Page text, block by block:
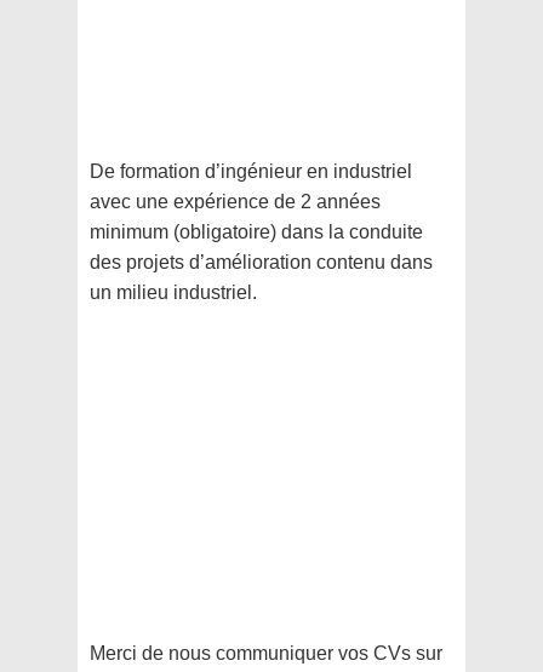
De formation d’ingénieur en industriel
avec une expérience de 2 années
minimum (obligatoire) dans la conduite
des projets d’amélioration contenu dans
un milieu industriel.
Merci de nous communiquer vos CVs sur